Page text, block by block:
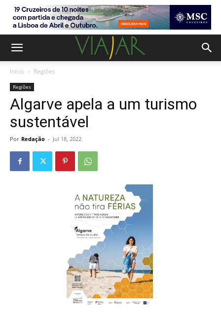
Início Regiões
Regiões
Algarve apela a um turismo
sustentável
Por Redação - Jul 18, 2022